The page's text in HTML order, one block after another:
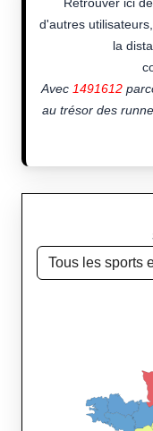
Retrouver ici
d'autres
la
Avec 1491612
au trésor des